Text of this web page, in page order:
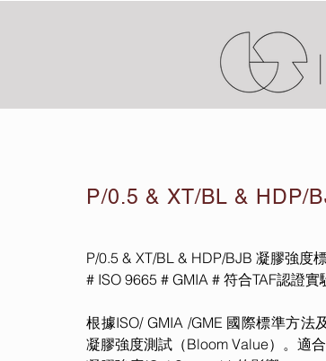
P/0.5 & XT/BL & HDP/
P/0.5 & XT/BL & HDP/BJB 凝膠強度
# ISO 9665 # GMIA # 符合TAF認證實
根據ISO/ GMIA /GME 國際標準方
凝膠強度測試（Bloom Value）。適